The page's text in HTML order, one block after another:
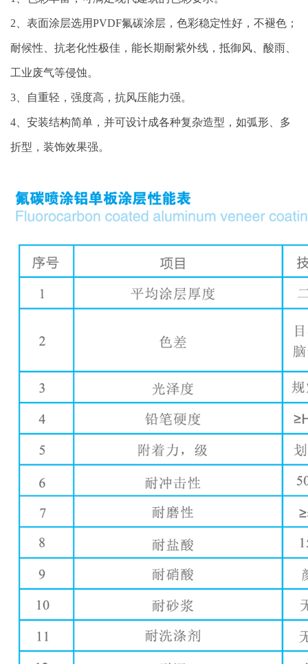
2、表面涂层选用PVDF氟碳涂层，色彩稳定性好，不褪色；
耐候性、抗老化性极佳，能长期耐紫外线，抵御风、酸雨、
工业废气等侵蚀。
3、自重轻，强度高，抗风压能力强。
4、安装结构简单，并可设计成各种复杂造型，如弧形、多
折型，装饰效果强。